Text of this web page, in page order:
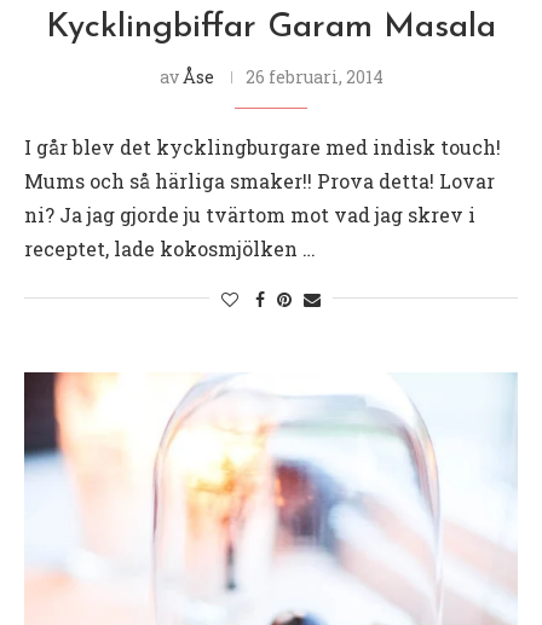
Kycklingbiffar Garam Masala
av Åse 26 februari, 2014
I går blev det kycklingburgare med indisk touch!
Mums och så härliga smaker!! Prova detta! Lovar
ni? Ja jag gjorde ju tvärtom mot vad jag skrev i
receptet, lade kokosmjölken …